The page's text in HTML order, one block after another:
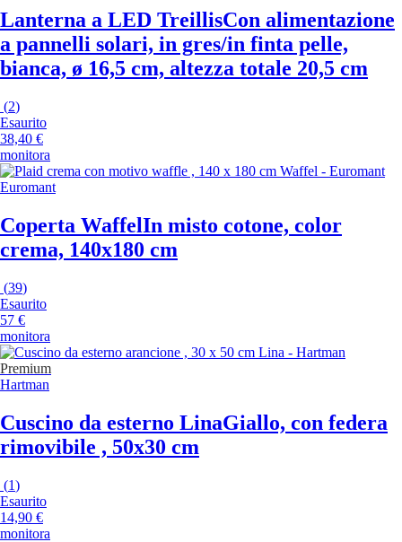
Lanterna a LED TreillisCon alimentazione
a pannelli solari, in gres/in finta pelle,
bianca, ø 16,5 cm, altezza totale 20,5 cm
(2)
Esaurito
38,40 €
monitora
Euromant
Coperta WaffelIn misto cotone, color
crema, 140x180 cm
(39)
Esaurito
57 €
monitora
Premium
Hartman
Cuscino da esterno LinaGiallo, con federa
rimovibile , 50x30 cm
(1)
Esaurito
14,90 €
monitora